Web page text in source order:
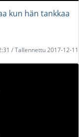
kun hän tankkaa
/ Tallennettu 2017-12-11